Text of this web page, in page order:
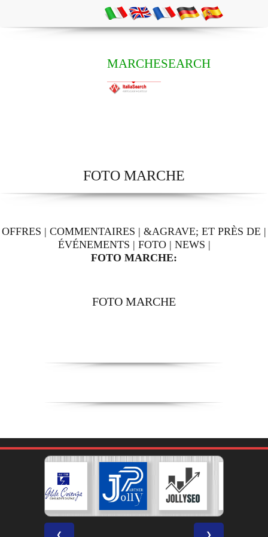
MARCHESEARCH
FOTO MARCHE
OFFRES | COMMENTAIRES | &AGRAVE; ET PRÈS DE |
ÉVÉNEMENTS | FOTO| NEWS |
FOTO MARCHE:
FOTO MARCHE
❮ ❯